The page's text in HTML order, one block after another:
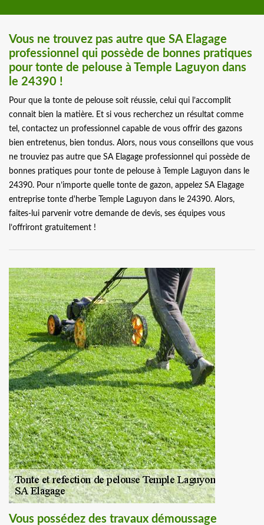
Vous ne trouvez pas autre que SA Elagage
professionnel qui possède de bonnes pratiques
pour tonte de pelouse à Temple Laguyon dans
le 24390 !
Pour que la tonte de pelouse soit réussie, celui qui l’accomplit
connait bien la matière. Et si vous recherchez un résultat comme
tel, contactez un professionnel capable de vous offrir des gazons
bien entretenus, bien tondus. Alors, nous vous conseillons que vous
ne trouviez pas autre que SA Elagage professionnel qui possède de
bonnes pratiques pour tonte de pelouse à Temple Laguyon dans le
24390. Pour n’importe quelle tonte de gazon, appelez SA Elagage
entreprise tonte d'herbe Temple Laguyon dans le 24390. Alors,
faites-lui parvenir votre demande de devis, ses équipes vous
l’offriront gratuitement !
Vous possédez des travaux démoussage